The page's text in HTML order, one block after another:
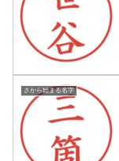
さから始まる名字